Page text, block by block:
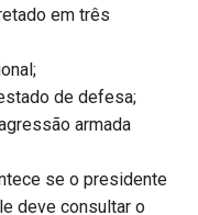
em três
de defesa;
armada
se o presidente
deve consultar o